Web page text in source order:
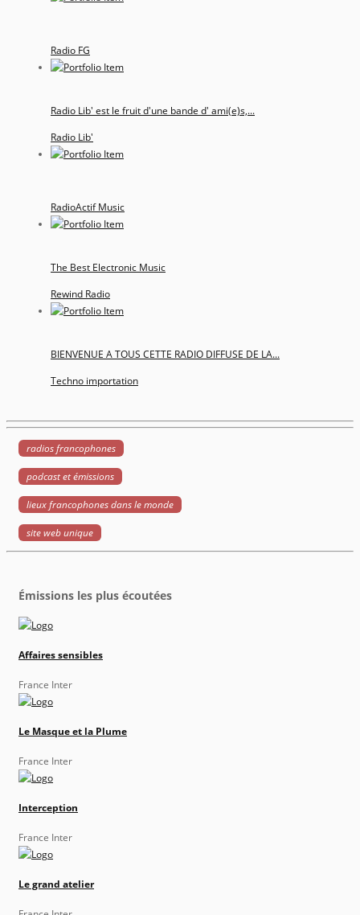
Radio FG
Radio Lib' est le fruit d'une bande d' ami(e)s,...
Radio Lib'
RadioActif Music
The Best Electronic Music
Rewind Radio
BIENVENUE A TOUS CETTE RADIO DIFFUSE DE LA...
Techno importation
radios francophones
podcast et émissions
lieux francophones dans le monde
site web unique
Émissions les plus écoutées
Affaires sensibles
France Inter
Le Masque et la Plume
France Inter
Interception
France Inter
Le grand atelier